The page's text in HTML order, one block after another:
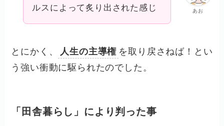
あお
ルスによって炙り出された感じ
とにかく、 人生の主導権 を取り戻さねば！とい
う強い衝動に駆られたのでした。
「田舎暮らし」により判った事